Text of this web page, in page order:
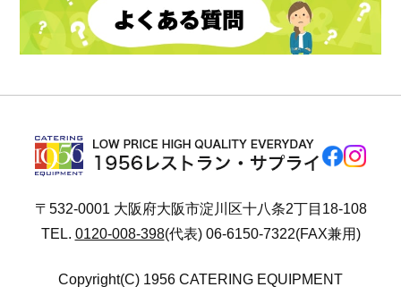
〒532-0001 大阪府大阪市淀川区十八条2丁目18-108
TEL. 0120-008-398(代表) 06-6150-7322(FAX兼用)
Copyright(C) 1956 CATERING EQUIPMENT